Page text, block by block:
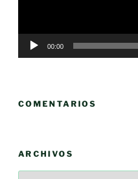
00:00
COMENTARIOS
ARCHIVOS